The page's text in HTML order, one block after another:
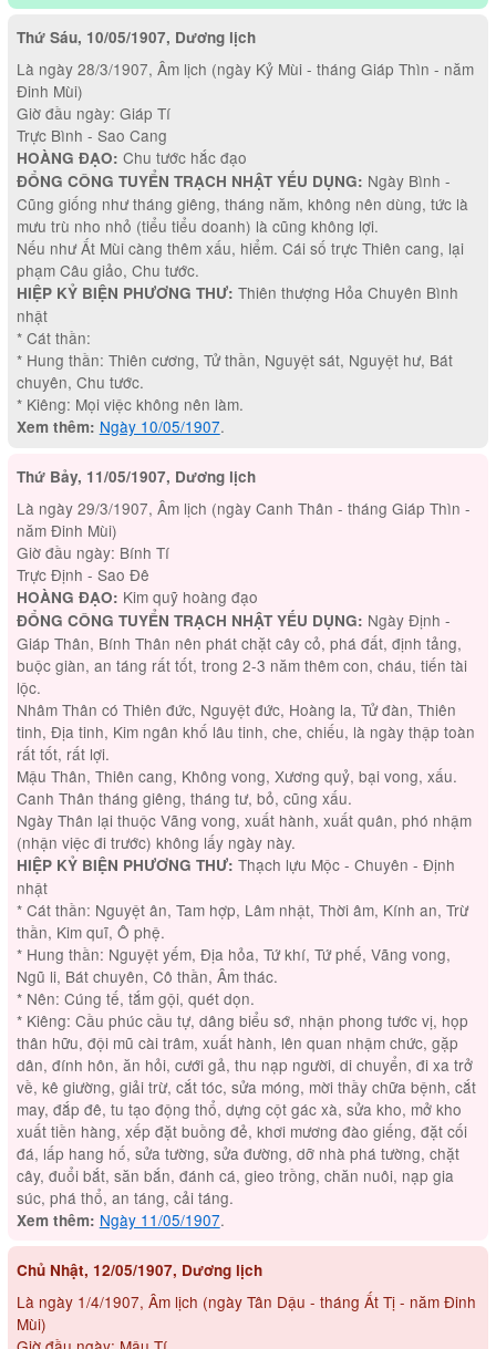
Thứ Sáu, 10/05/1907, Dương lịch
Là ngày 28/3/1907, Âm lịch (ngày Kỷ Mùi - tháng Giáp Thìn - năm
Đinh Mùi)
Giờ đầu ngày: Giáp Tí
Trực Bình - Sao Cang
HOÀNG ĐẠO: Chu tước hắc đạo
ĐỔNG CÔNG TUYỂN TRẠCH NHẬT YẾU DỤNG: Ngày Bình -
Cũng giống như tháng giêng, tháng năm, không nên dùng, tức là
mưu trù nho nhỏ (tiểu tiểu doanh) là cũng không lợi.
Nếu như Ất Mùi càng thêm xấu, hiểm. Cái số trực Thiên cang, lại
phạm Câu giảo, Chu tước.
HIỆP KỶ BIỆN PHƯƠNG THƯ: Thiên thượng Hỏa Chuyên Bình
nhật
* Cát thần:
* Hung thần: Thiên cương, Tử thần, Nguyệt sát, Nguyệt hư, Bát
chuyên, Chu tước.
* Kiêng: Mọi việc không nên làm.
Xem thêm: Ngày 10/05/1907.
Thứ Bảy, 11/05/1907, Dương lịch
Là ngày 29/3/1907, Âm lịch (ngày Canh Thân - tháng Giáp Thìn -
năm Đinh Mùi)
Giờ đầu ngày: Bính Tí
Trực Định - Sao Đê
HOÀNG ĐẠO: Kim quỹ hoàng đạo
ĐỔNG CÔNG TUYỂN TRẠCH NHẬT YẾU DỤNG: Ngày Định -
Giáp Thân, Bính Thân nên phát chặt cây cỏ, phá đất, định tảng,
buộc giàn, an táng rất tốt, trong 2-3 năm thêm con, cháu, tiến tài
lộc.
Nhâm Thân có Thiên đức, Nguyệt đức, Hoàng la, Tử đàn, Thiên
tinh, Địa tinh, Kim ngân khố lâu tinh, che, chiếu, là ngày thập toàn
rất tốt, rất lợi.
Mậu Thân, Thiên cang, Không vong, Xương quỷ, bại vong, xấu.
Canh Thân tháng giêng, tháng tư, bỏ, cũng xấu.
Ngày Thân lại thuộc Vãng vong, xuất hành, xuất quân, phó nhậm
(nhận việc đi trước) không lấy ngày này.
HIỆP KỶ BIỆN PHƯƠNG THƯ: Thạch lựu Mộc - Chuyên - Định
nhật
* Cát thần: Nguyệt ân, Tam hợp, Lâm nhật, Thời âm, Kính an, Trừ
thần, Kim quĩ, Ô phệ.
* Hung thần: Nguyệt yếm, Địa hỏa, Tứ khí, Tứ phế, Vãng vong,
Ngũ li, Bát chuyên, Cô thần, Âm thác.
* Nên: Cúng tế, tắm gội, quét dọn.
* Kiêng: Cầu phúc cầu tự, dâng biểu sớ, nhận phong tước vị, họp
thân hữu, đội mũ cài trâm, xuất hành, lên quan nhậm chức, gặp
dân, đính hôn, ăn hỏi, cưới gả, thu nạp người, di chuyển, đi xa trở
về, kê giường, giải trừ, cắt tóc, sửa móng, mời thầy chữa bệnh, cắt
may, đắp đê, tu tạo động thổ, dựng cột gác xà, sửa kho, mở kho
xuất tiền hàng, xếp đặt buồng đẻ, khơi mương đào giếng, đặt cối
đá, lấp hang hố, sửa tường, sửa đường, dỡ nhà phá tường, chặt
cây, đuổi bắt, săn bắn, đánh cá, gieo trồng, chăn nuôi, nạp gia
súc, phá thổ, an táng, cải táng.
Xem thêm: Ngày 11/05/1907.
Chủ Nhật, 12/05/1907, Dương lịch
Là ngày 1/4/1907, Âm lịch (ngày Tân Dậu - tháng Ất Tị - năm Đinh
Mùi)